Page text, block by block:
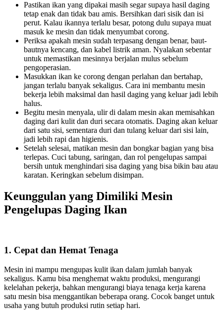
Pastikan ikan yang dipakai masih segar supaya hasil daging
tetap enak dan tidak bau amis. Bersihkan dari sisik dan isi
perut. Kalau ikannya terlalu besar, potong dulu supaya muat
masuk ke mesin dan tidak menyumbat corong.
Periksa apakah mesin sudah terpasang dengan benar, baut-
bautnya kencang, dan kabel listrik aman. Nyalakan sebentar
untuk memastikan mesinnya berjalan mulus sebelum
pengoperasian.
Masukkan ikan ke corong dengan perlahan dan bertahap,
jangan terlalu banyak sekaligus. Cara ini membantu mesin
bekerja lebih maksimal dan hasil daging yang keluar jadi lebih
halus.
Begitu mesin menyala, ulir di dalam mesin akan memisahkan
daging dari kulit dan duri secara otomatis. Daging akan keluar
dari satu sisi, sementara duri dan tulang keluar dari sisi lain,
jadi lebih rapi dan higienis.
Setelah selesai, matikan mesin dan bongkar bagian yang bisa
terlepas. Cuci tabung, saringan, dan rol pengelupas sampai
bersih untuk menghindari sisa daging yang bisa bikin bau atau
karatan. Keringkan sebelum disimpan.
Keunggulan yang Dimiliki Mesin
Pengelupas Daging Ikan
1. Cepat dan Hemat Tenaga
Mesin ini mampu mengupas kulit ikan dalam jumlah banyak
sekaligus. Kamu bisa menghemat waktu produksi, mengurangi
kelelahan pekerja, bahkan mengurangi biaya tenaga kerja karena
satu mesin bisa menggantikan beberapa orang. Cocok banget untuk
usaha yang butuh produksi rutin setiap hari.